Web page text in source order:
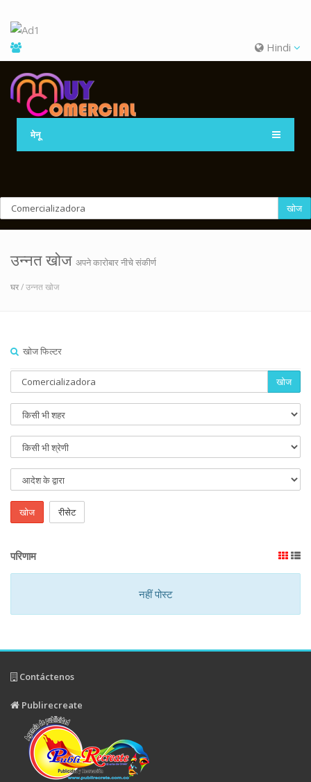
Hindi
मेनू
खोज
उन्नत खोज अपने कारोबार नीचे संकीर्ण
घर/ उन्नत खोज
खोज फिल्टर
खोज
खोज रीसेट
परिणाम
नहीं पोस्ट
Contáctenos
Publirecreate